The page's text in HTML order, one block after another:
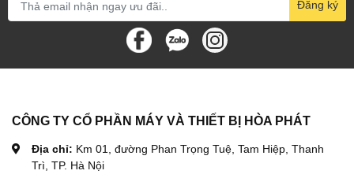
Đăng ký
CÔNG TY CỔ PHẦN MÁY VÀ THIẾT BỊ HÒA PHÁT
Địa chỉ: Km 01, đường Phan Trọng Tuệ, Tam Hiệp, Thanh
Trì, TP. Hà Nội